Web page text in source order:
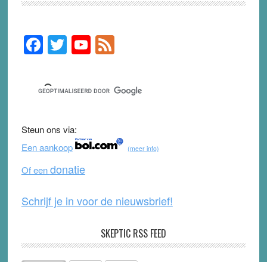
Primary
Sidebar
F
a
c
e
b
o
o
k
T
wi
tt
er
Y
o
u
T
b
e
F
e
d
Steun ons via:
Een aankoop
(meer info)
Of eendonatie
Schrijf je in voor de nieuwsbrief!
SKEPTIC RSS FEED